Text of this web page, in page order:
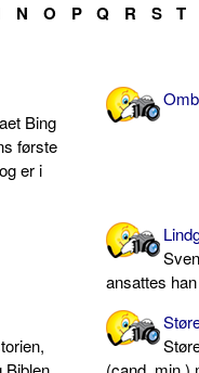
N O P Q R S T
Bing
første
er i
ansattes